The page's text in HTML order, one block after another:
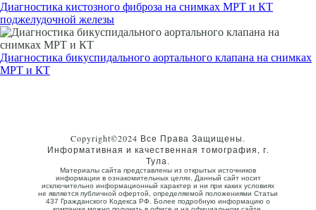
Диагностика кистозного фиброза на снимках МРТ и КТ
поджелудочной железы
Диагностика бикуспидального аортального клапана на снимках
МРТ и КТ
Copyright©2024 Все Права Защищены.
Информативная и качественная томография, г.
Тула.
Материалы сайта представлены из открытых источников
информации в ознакомительных целях. Данный сайт носит
исключительно информационный характер и ни при каких условиях
не является публичной офертой, определяемой положениями Статьи
437 Гражданского Кодекса РФ. Более подробную информацию о